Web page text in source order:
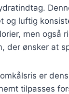
og luftig
men også
der ønsker at
er
tilpasses